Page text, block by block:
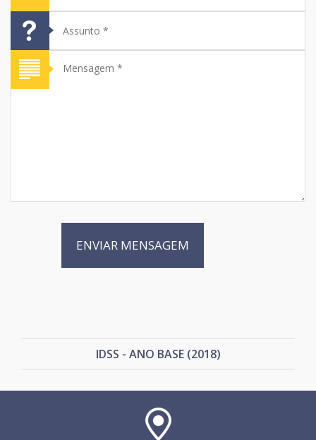
IDSS - ANO BASE (2018)